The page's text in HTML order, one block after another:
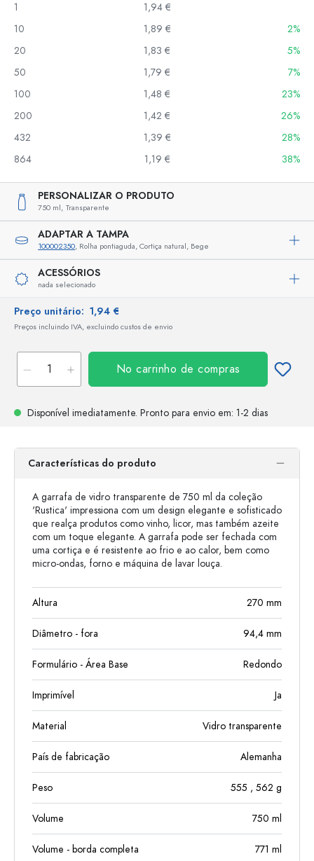
1
1,94 €
10
1,89 €
2%
20
1,83 €
5%
50
1,79 €
7%
100
1,48 €
23%
200
1,42 €
26%
432
1,39 €
28%
864
1,19 € 38%
PERSONALIZAR O PRODUTO
750 ml, Transparente
ADAPTAR A TAMPA
100002350, Rolha pontiaguda, Cortiça natural, Bege
ACESSÓRIOS
nada selecionado
Preço unitário: 1,94 €
Preços incluindo IVA, excluindo custos de envio
No carrinho de compras
Disponível imediatamente. Pronto para envio em: 1-2 dias
Características do produto
A garrafa de vidro transparente de 750 ml da coleção
'Rustica' impressiona com um design elegante e sofisticado
que realça produtos como vinho, licor, mas também azeite
com um toque elegante. A garrafa pode ser fechada com
uma cortiça e é resistente ao frio e ao calor, bem como
micro-ondas, forno e máquina de lavar louça.
Altura 270 mm
Diâmetro - fora 94,4 mm
Formulário - Área Base Redondo
Imprimível Ja
Material Vidro transparente
País de fabricação Alemanha
Peso 555 , 562 g
Volume 750 ml
Volume - borda completa 771 ml